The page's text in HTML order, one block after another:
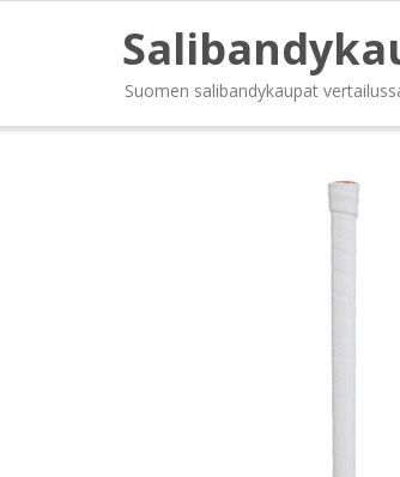
Suomen salibandykaupat